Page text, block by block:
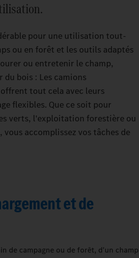
pour une utilisation tout-
ou en forêt et les outils adaptés
ou entretenir le champ,
bois : Les camions
offrent tout cela avec leurs
flexibles. Que ce soit pour
verts, l'exploitation forestière ou
vous accomplissez vos tâches de
et de
de campagne ou de forêt, d'un champ